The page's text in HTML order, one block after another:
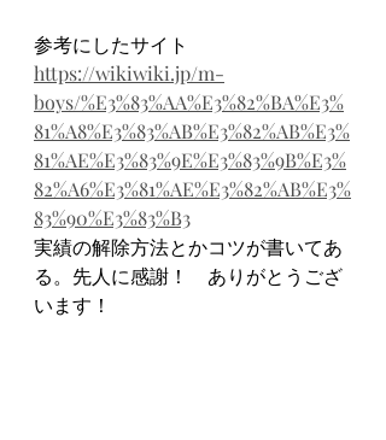
参考にしたサイト
https://wikiwiki.jp/m-
boys/%E3%83%AA%E3%82%BA%E3%
81%A8%E3%83%AB%E3%82%AB%E3%
81%AE%E3%83%9E%E3%83%9B%E3%
82%A6%E3%81%AE%E3%82%AB%E3%
83%90%E3%83%B3
実績の解除方法とかコツが書いてあ
る。先人に感謝！　ありがとうござ
います！